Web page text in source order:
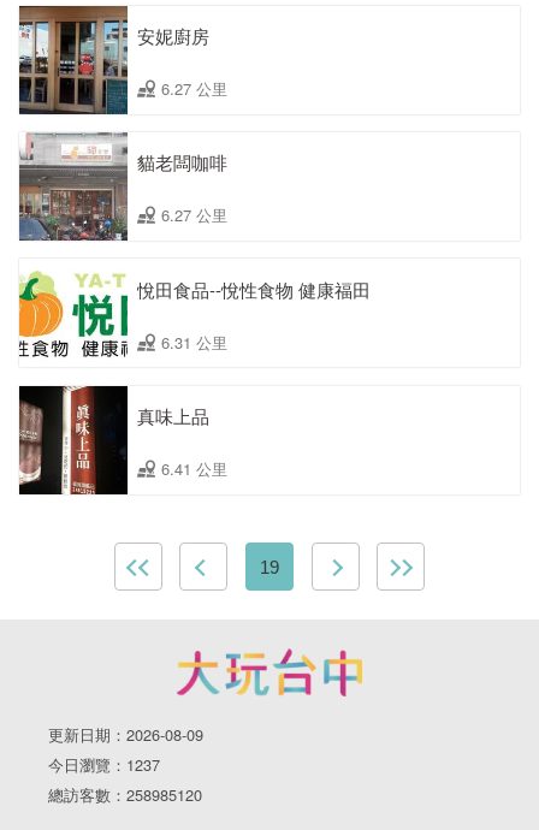
安妮廚房
6.27 公里
貓老闆咖啡
6.27 公里
悅田食品--悅性食物 健康福田
6.31 公里
真味上品
6.41 公里
19
更新日期：2026-08-09
今日瀏覽：1237
總訪客數：258985120